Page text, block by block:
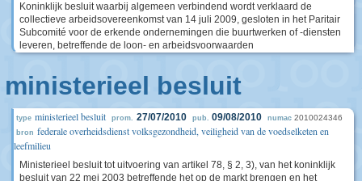
Koninklijk besluit waarbij algemeen verbindend wordt verklaard de
collectieve arbeidsovereenkomst van 14 juli 2009, gesloten in het Paritair
Subcomité voor de erkende ondernemingen die buurtwerken of -diensten
leveren, betreffende de loon- en arbeidsvoorwaarden
ministerieel besluit
type ministerieel besluit prom. 27/07/2010 pub. 09/08/2010 numac 2010024346
bron federale overheidsdienst volksgezondheid, veiligheid van de voedselketen en
leefmilieu
Ministerieel besluit tot uitvoering van artikel 78, § 2, 3), van het koninklijk
besluit van 22 mei 2003 betreffende het op de markt brengen en het